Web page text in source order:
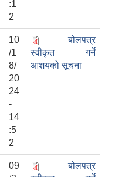
:1
2
10
/1
8/
20
24
-
14
:5
2
बोलपत्र
स्वीकृत गर्ने
आशयको सूचना
09
बोलपत्र